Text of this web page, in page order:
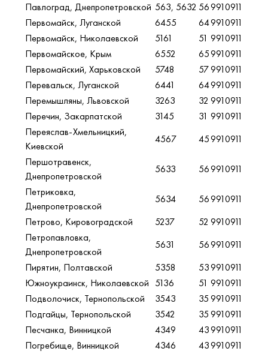
Павлоград, Днепропетровской 563, 5632 569910911
Первомайск, Луганской
6455 649910911
Первомайск, Николаевской
5161 51 9910911
Первомайское, Крым
6552 659910911
Первомайский, Харьковской
5748 579910911
Перевальск, Луганской
6441 649910911
Перемышляны, Львовской
3263 32 9910911
Перечин, Закарпатской
3145 31 9910911
Переяслав-Хмельницкий,
Киевской
4567 459910911
Першотравенск,
Днепропетровской
5633 569910911
Петриковка,
Днепропетровской
5634 569910911
Петрово, Кировоградской
5237 52 9910911
Петропавловка,
Днепропетровской
5631 569910911
Пирятин, Полтавской
5358 539910911
Южноукраинск, Николаевской 5136 51 9910911
Подволочиск, Тернопольской
3543 359910911
Подгайцы, Тернопольской
3542 359910911
Песчанка, Винницкой
4349 439910911
Погребище, Винницкой
4346 439910911